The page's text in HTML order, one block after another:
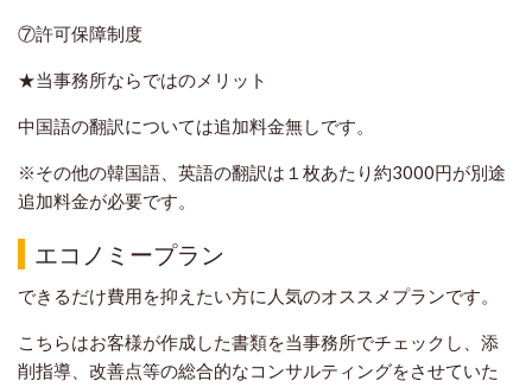
⑦許可保障制度
★当事務所ならではのメリット
中国語の翻訳については追加料金無しです。
※その他の韓国語、英語の翻訳は１枚あたり約3000円が別途
追加料金が必要です。
エコノミープラン
できるだけ費用を抑えたい方に人気のオススメプランです。
こちらはお客様が作成した書類を当事務所でチェックし、添
削指導、改善点等の総合的なコンサルティングをさせていた